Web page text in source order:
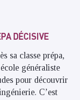
DÉCISIVE
sa classe prépa,
généraliste
pour découvrir
C’est